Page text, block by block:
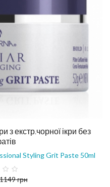
з екстр.чорної ікри без
Styling Grit Paste 50ml
грн